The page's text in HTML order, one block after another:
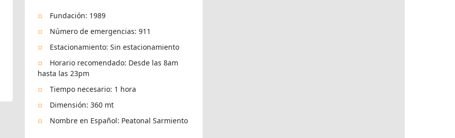
Fundación: 1989
Número de emergencias: 911
Estacionamiento: Sin estacionamiento
Horario recomendado: Desde las 8am
hasta las 23pm
Tiempo necesario: 1 hora
Dimensión: 360 mt
Nombre en Español: Peatonal Sarmiento